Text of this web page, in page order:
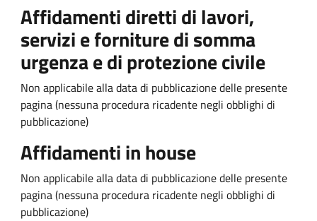
Affidamenti diretti di lavori,
servizi e forniture di somma
urgenza e di protezione civile
Non applicabile alla data di pubblicazione delle presente
pagina (nessuna procedura ricadente negli obblighi di
pubblicazione)
Affidamenti in house
Non applicabile alla data di pubblicazione delle presente
pagina (nessuna procedura ricadente negli obblighi di
pubblicazione)